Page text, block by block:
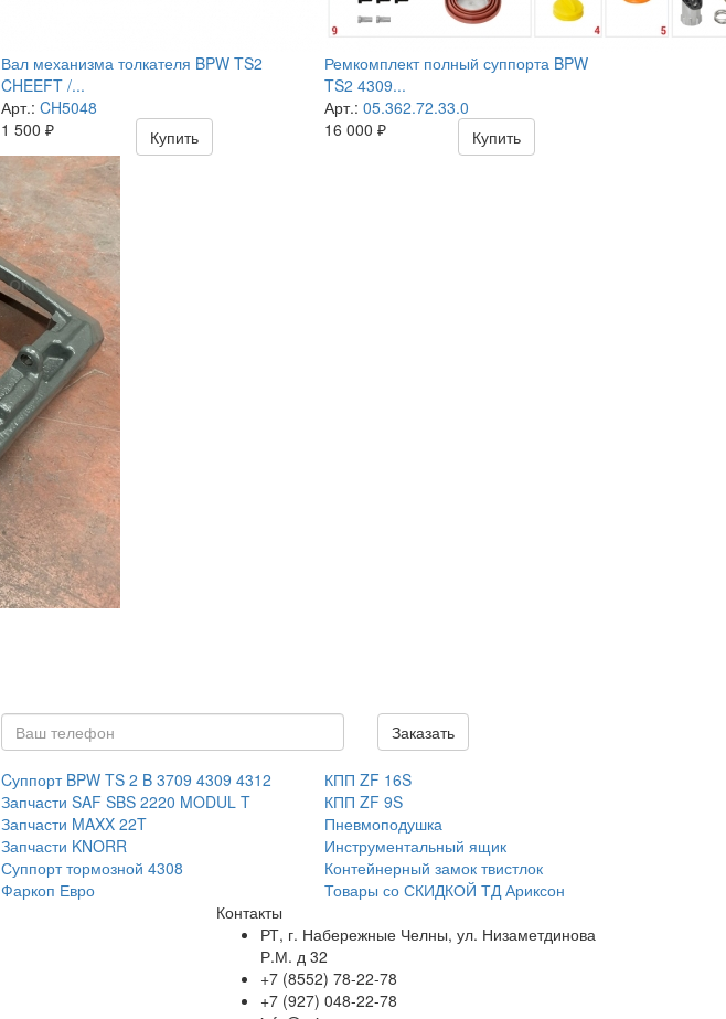
Вал механизма толкателя BPW TS2
CHEEFT /...
Арт.: CH5048
1 500 ₽ Купить
Ремкомплект полный суппорта BPW
TS2 4309...
Арт.: 05.362.72.33.0
16 000 ₽ Купить
Заказать
Cуппорт BPW TS 2 B 3709 4309 4312
КПП ZF 16S
Запчасти SAF SBS 2220 MODUL T
КПП ZF 9S
Запчасти MAXX 22T
Пневмоподушка
Запчасти KNORR
Инструментальный ящик
Суппорт тормозной 4308
Контейнерный замок твистлок
Фаркоп Евро
Товары со СКИДКОЙ ТД Ариксон
Контакты
РТ, г. Набережные Челны, ул. Низаметдинова
Р.М. д 32
+7 (8552) 78-22-78
+7 (927) 048-22-78